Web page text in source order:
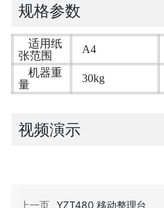
规格参数
适用纸
张范围
A4
机器重
量
30kg
视频演示
上一页 YZT480 移动整理台